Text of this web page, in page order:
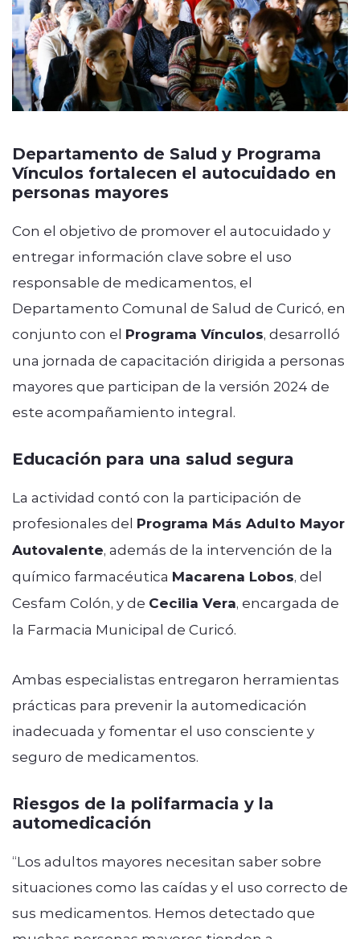
Departamento de Salud y Programa
Vínculos fortalecen el autocuidado en
personas mayores
Con el objetivo de promover el autocuidado y
entregar información clave sobre el uso
responsable de medicamentos, el
Departamento Comunal de Salud de Curicó, en
conjunto con el Programa Vínculos, desarrolló
una jornada de capacitación dirigida a personas
mayores que participan de la versión 2024 de
este acompañamiento integral.
Educación para una salud segura
La actividad contó con la participación de
profesionales del Programa Más Adulto Mayor
Autovalente, además de la intervención de la
químico farmacéutica Macarena Lobos, del
Cesfam Colón, y de Cecilia Vera, encargada de
la Farmacia Municipal de Curicó.
Ambas especialistas entregaron herramientas
prácticas para prevenir la automedicación
inadecuada y fomentar el uso consciente y
seguro de medicamentos.
Riesgos de la polifarmacia y la
automedicación
“Los adultos mayores necesitan saber sobre
situaciones como las caídas y el uso correcto de
sus medicamentos. Hemos detectado que